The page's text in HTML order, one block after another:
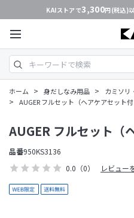
KAIストアで3,300円(税込)
ホーム > 身だしなみ用品 > カミソリ
> AUGER フルセット（ヘアケアセット付
0.0 （0） レビュー
AUGER フルセット（
品番950KS3136